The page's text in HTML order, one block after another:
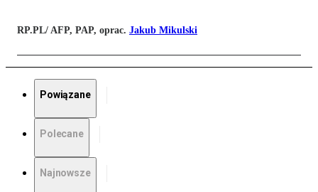
RP.PL/ AFP, PAP, oprac. Jakub Mikulski
Powiązane
Polecane
Najnowsze